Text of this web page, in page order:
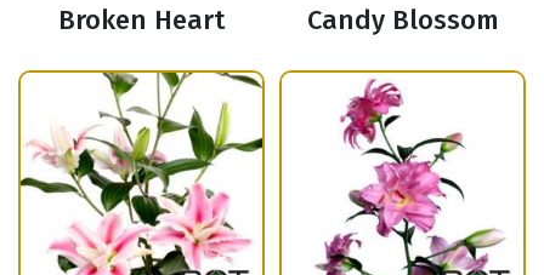
Broken Heart Candy Blossom